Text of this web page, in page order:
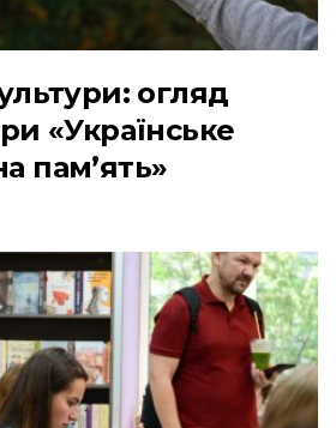
огляд
«Українське
пам’ять»